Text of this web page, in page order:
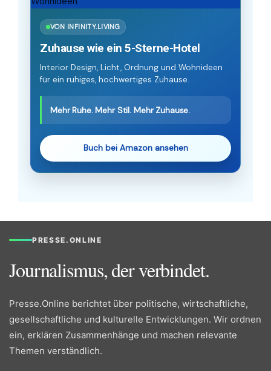
VON INFINITY.LIVING
Zuhause wie ein 5-Sterne-Hotel
Interior Design, Licht, Ordnung und Wohnideen
für ein ruhiges, hochwertiges Zuhause.
Mehr Ruhe. Mehr Stil. Mehr Zuhause.
Buch bei Amazon ansehen
PRESSE.ONLINE
Journalismus, der verbindet.
Presse.Online berichtet über politische, wirtschaftliche,
gesellschaftliche und kulturelle Entwicklungen. Wir ordnen
ein, erklären Zusammenhänge und machen relevante
Themen verständlich.